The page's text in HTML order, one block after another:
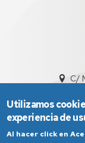
C/
Utilizamos
experiencia de
Al hacer click en